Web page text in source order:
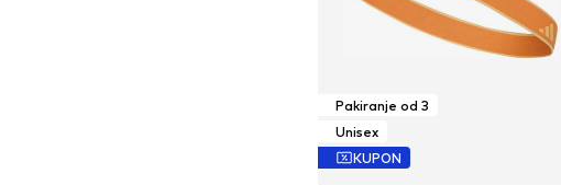
Pakiranje od 3
Unisex
KUPON